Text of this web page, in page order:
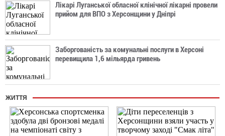
Лікарі Луганської обласної клінічної лікарні провели
прийом для ВПО з Херсонщини у Дніпрі
Заборгованість за комунальні послуги в Херсоні
перевищила 1,6 мільярда гривень
ЖИТТЯ